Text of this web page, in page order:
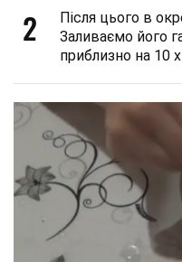
2
Після цього в
Заливаємо його
приблизно на 10